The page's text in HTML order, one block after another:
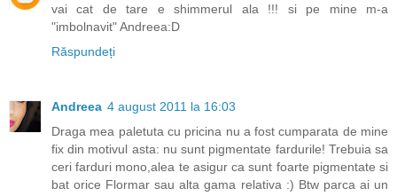
vai cat de tare e shimmerul ala !!! si pe mine m-a
"imbolnavit" Andreea:D
Răspundeți
Andreea 4 august 2011 la 16:03
Draga mea paletuta cu pricina nu a fost cumparata de mine
fix din motivul asta: nu sunt pigmentate fardurile! Trebuia sa
ceri farduri mono,alea te asigur ca sunt foarte pigmentate si
bat orice Flormar sau alta gama relativa :) Btw parca ai un